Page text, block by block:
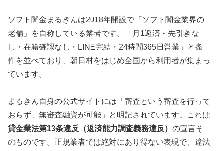
ソフト闇金まるきんは2018年開設で「ソフト闇金業界の
老舗」を自称している業者です。「月1返済・先引きな
し・在籍確認なし・LINE完結・24時間365日営業」と条
件を並べており、朝日村をはじめ全国から利用者が集まっ
ています。
まるきん自身の公式サイトには「審査という審査を行って
おらず、無審査融資が可能」と明記されています。これは
貸金業法第13条違反（返済能力調査義務違反） の宣言そ
のものです。正規業者では絶対にあり得ない表現で、違法